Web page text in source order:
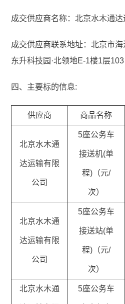
成交供应商名称：北京水木通达
成交供应商联系地址：北京市
东升科技园·北领地E-1楼1层103
四、主要标的信息:
供应商 商品名称
北京水木通
达运输有限
公司
5座公务车
接送机(单
程)（元/
次）
北京水木通
达运输有限
公司
5座公务车
接送站(单
程)（元/
次）
北京水木通 5座公务车